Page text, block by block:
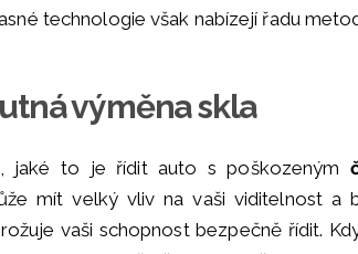
technologie však nabízejí řadu
výměna skla
jaké to je řídit auto s poškozeným
mít velký vliv na vaši viditelnost a
vaši schopnost bezpečně řídit.